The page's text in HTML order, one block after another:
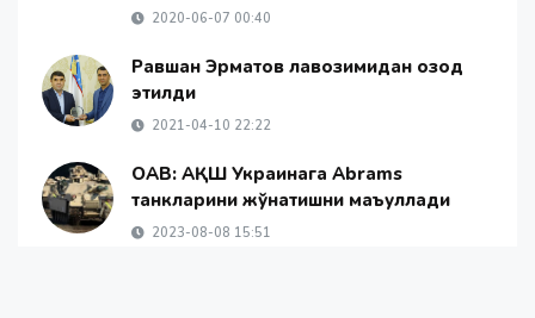
2020-06-07 00:40
Равшан Эрматов лавозимидан озод
этилди
2021-04-10 22:22
ОАВ: АҚШ Украинага Abrams
танкларини жўнатишни маъқуллади
2023-08-08 15:51